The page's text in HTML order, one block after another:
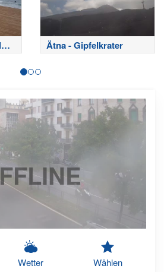
Ätna - Gipfelkrater
Wetter Wählen